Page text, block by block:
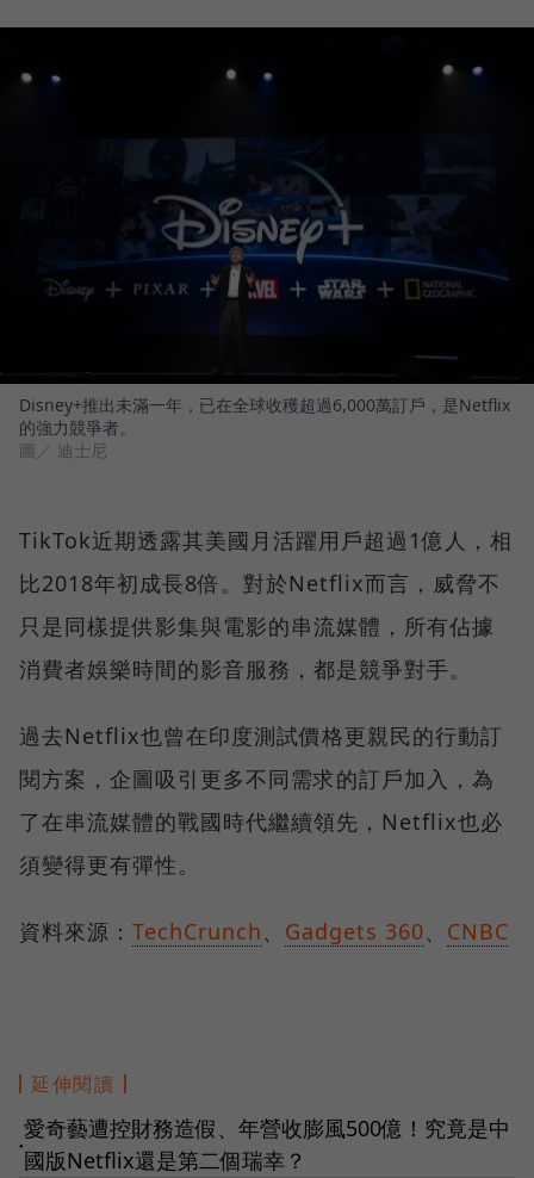
Disney+推出未滿一年，已在全球收穫超過6,000萬訂戶，是Netflix
的強力競爭者。
圖／ 迪士尼
TikTok近期透露其美國月活躍用戶超過1億人，相
比2018年初成長8倍。對於Netflix而言，威脅不
只是同樣提供影集與電影的串流媒體，所有佔據
消費者娛樂時間的影音服務，都是競爭對手。
過去Netflix也曾在印度測試價格更親民的行動訂
閱方案，企圖吸引更多不同需求的訂戶加入，為
了在串流媒體的戰國時代繼續領先，Netflix也必
須變得更有彈性。
資料來源： TechCrunch、 Gadgets 360、 CNBC
延伸閱讀
●
愛奇藝遭控財務造假、年營收膨風500億！究竟是中
國版Netflix還是第二個瑞幸？